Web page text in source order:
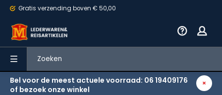
Gratis verzending boven € 50,00
Bel voor de meest actuele voorraad: 06 19409176
of bezoek onze winkel
Terug